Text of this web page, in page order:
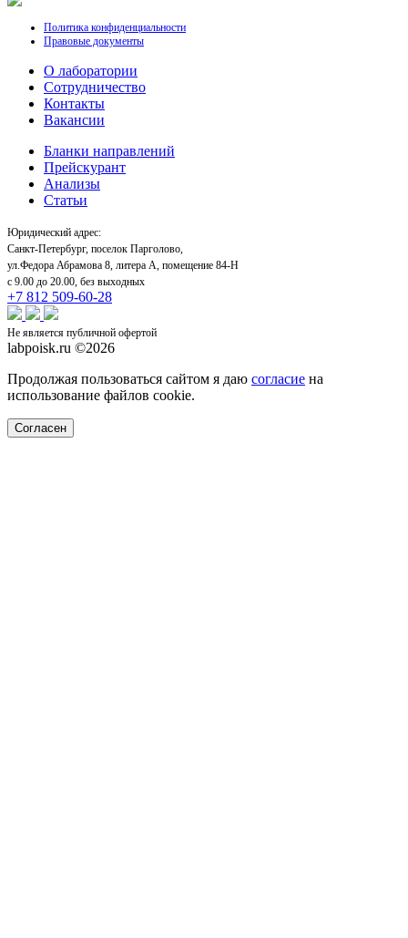
Политика конфиденциальности
Правовые документы
О лаборатории
Cотрудничество
Контакты
Вакансии
Бланки направлений
Прейскурант
Анализы
Статьи
Юридический адрес:
Санкт-Петербург, поселок Парголово,
ул.Федора Абрамова 8, литера А, помещение 84-Н
с 9.00 до 20.00, без выходных
+7 812 509-60-28
Не является публичной офертой
labpoisk.ru ©2026
Продолжая пользоваться сайтом я даю согласие на
использование файлов cookie.
Согласен